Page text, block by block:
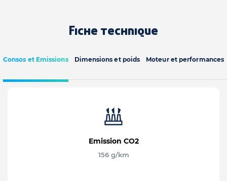
Fiche technique
Consos et Emissions Dimensions et poids Moteur et performances
Emission CO2
156 g/km